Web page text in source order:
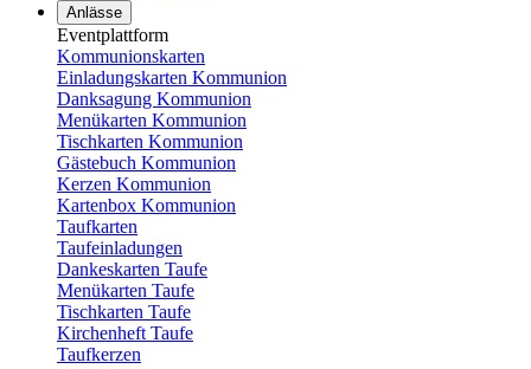
Anlässe
Eventplattform
Kommunionskarten
Einladungskarten Kommunion
Danksagung Kommunion
Menükarten Kommunion
Tischkarten Kommunion
Gästebuch Kommunion
Kerzen Kommunion
Kartenbox Kommunion
Taufkarten
Taufeinladungen
Dankeskarten Taufe
Menükarten Taufe
Tischkarten Taufe
Kirchenheft Taufe
Taufkerzen